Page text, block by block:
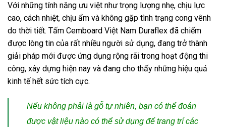
Với những tính năng ưu việt như trọng lượng nhẹ, chịu lực
cao, cách nhiệt, chịu ẩm và không gặp tình trạng cong vênh
do thời tiết. Tấm Cemboard Việt Nam Duraflex đã chiếm
được lòng tin của rất nhiều người sử dụng, đang trở thành
giải pháp mới được ứng dụng rộng rãi trong hoạt động thi
công, xây dựng hiện nay và đang cho thấy những hiệu quả
kinh tế hết sức tích cực.
Nếu không phải là gỗ tự nhiên, bạn có thể đoán
được vật liệu nào có thể sử dụng để trang trí các